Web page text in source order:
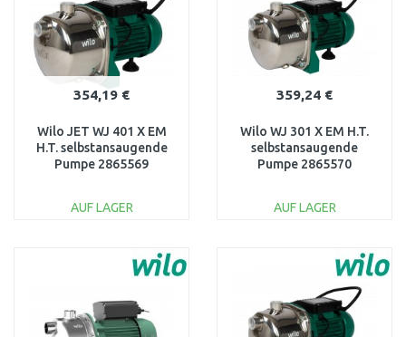
354,19 €
Wilo JET WJ 401 X EM
H.T. selbstansaugende
Pumpe 2865569
AUF LAGER
359,24 €
Wilo WJ 301 X EM H.T.
selbstansaugende
Pumpe 2865570
AUF LAGER